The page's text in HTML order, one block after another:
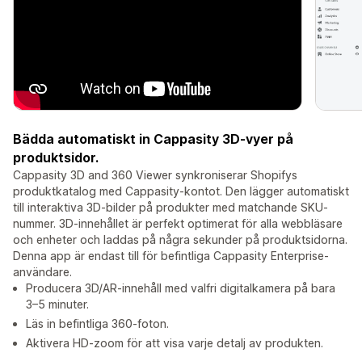
Bädda automatiskt in Cappasity 3D-vyer på
produktsidor.
Cappasity 3D and 360 Viewer synkroniserar Shopifys
produktkatalog med Cappasity-kontot. Den lägger automatiskt
till interaktiva 3D-bilder på produkter med matchande SKU-
nummer. 3D-innehållet är perfekt optimerat för alla webbläsare
och enheter och laddas på några sekunder på produktsidorna.
Denna app är endast till för befintliga Cappasity Enterprise-
användare.
Producera 3D/AR-innehåll med valfri digitalkamera på bara
3–5 minuter.
Läs in befintliga 360-foton.
Aktivera HD-zoom för att visa varje detalj av produkten.